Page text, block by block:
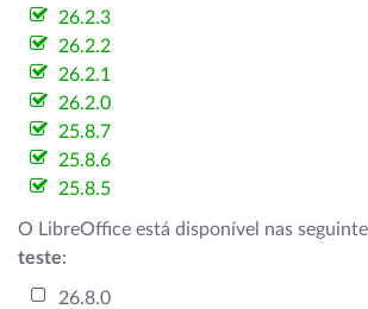
26.2.3
26.2.2
26.2.1
26.2.0
25.8.7
25.8.6
25.8.5
O LibreOffice está disponível nas
teste:
26.8.0